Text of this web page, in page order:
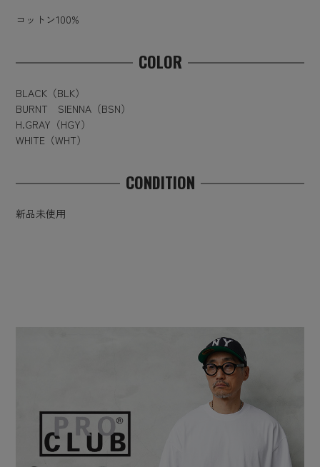
コットン100%
COLOR
BLACK（BLK）
BURNT SIENNA（BSN）
H.GRAY（HGY）
WHITE（WHT）
CONDITION
新品未使用